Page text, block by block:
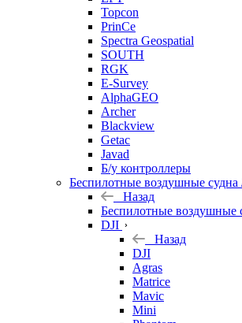
Topcon
PrinCe
Spectra Geospatial
SOUTH
RGK
E-Survey
AlphaGEO
Archer
Blackview
Getac
Javad
Б/у контроллеры
Беспилотные воздушные
Назад
Беспилотные
DJI
Назад
DJI
Agras
Matrice
Mavic
Mini